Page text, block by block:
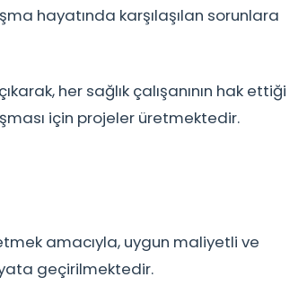
hayatında karşılaşılan sorunlara
her sağlık çalışanının hak ettiği
için projeler üretmektedir.
amacıyla, uygun maliyetli ve
geçirilmektedir.